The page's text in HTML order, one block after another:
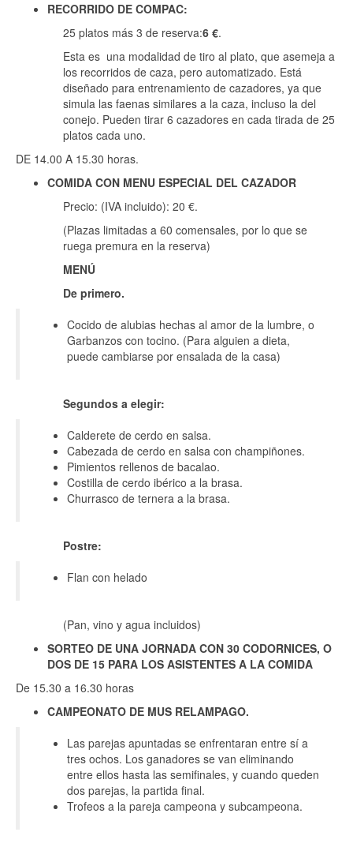
RECORRIDO DE COMPAC:
25 platos más 3 de reserva:6 €.
Esta es una modalidad de tiro al plato, que asemeja a
los recorridos de caza, pero automatizado. Está
diseñado para entrenamiento de cazadores, ya que
simula las faenas similares a la caza, incluso la del
conejo. Pueden tirar 6 cazadores en cada tirada de 25
platos cada uno.
DE 14.00 A 15.30 horas.
COMIDA CON MENU ESPECIAL DEL CAZADOR
Precio: (IVA incluido): 20 €.
(Plazas limitadas a 60 comensales, por lo que se
ruega premura en la reserva)
MENÚ
De primero.
Cocido de alubias hechas al amor de la lumbre, o
Garbanzos con tocino. (Para alguien a dieta,
puede cambiarse por ensalada de la casa)
Segundos a elegir:
Calderete de cerdo en salsa.
Cabezada de cerdo en salsa con champiñones.
Pimientos rellenos de bacalao.
Costilla de cerdo ibérico a la brasa.
Churrasco de ternera a la brasa.
Postre:
Flan con helado
(Pan, vino y agua incluidos)
SORTEO DE UNA JORNADA CON 30 CODORNICES, O
DOS DE 15 PARA LOS ASISTENTES A LA COMIDA
De 15.30 a 16.30 horas
CAMPEONATO DE MUS RELAMPAGO.
Las parejas apuntadas se enfrentaran entre sí a
tres ochos. Los ganadores se van eliminando
entre ellos hasta las semifinales, y cuando queden
dos parejas, la partida final.
Trofeos a la pareja campeona y subcampeona.